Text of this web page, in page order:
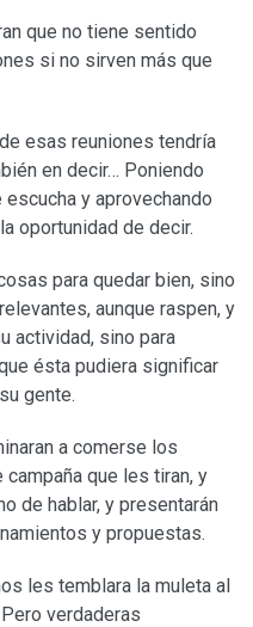
que no tiene sentido
si no sirven más que
esas reuniones tendría
en decir… Poniendo
y aprovechando
oportunidad de decir.
para quedar bien, sino
aunque raspen, y
actividad, sino para
ésta pudiera significar
gente.
a comerse los
que les tiran, y
de hablar, y presentarán
y propuestas.
les temblara la muleta al
verdaderas